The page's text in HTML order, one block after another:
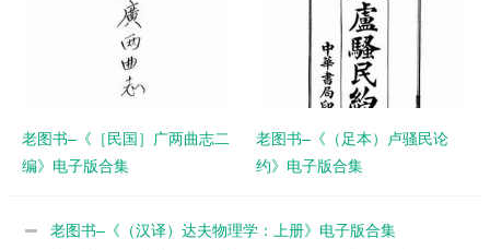
老图书–《［民国］广两曲志二
编》电子版合集
老图书–《（足本）卢骚民论
约》电子版合集
老图书–《（汉译）达夫物理学：上册》电子版合集